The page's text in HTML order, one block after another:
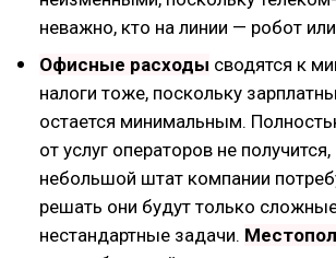
неважно, кто на линии — робот
Офисные расходы сводятся к
налоги тоже, поскольку
остается минимальным.
от услуг операторов не
небольшой штат компании
решать они будут только
нестандартные задачи.